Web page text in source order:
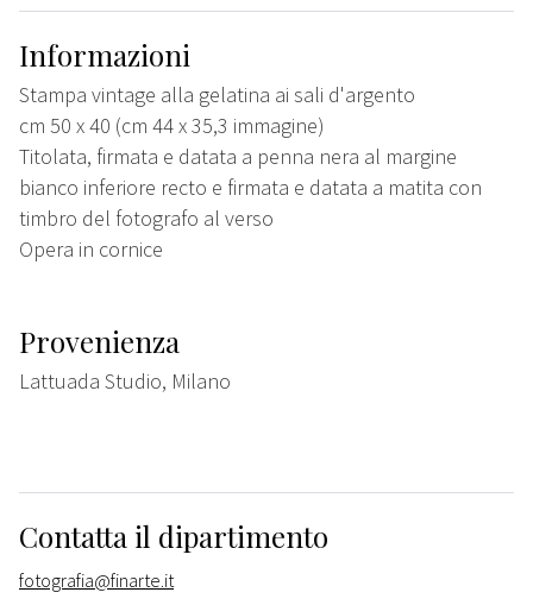
Informazioni
Stampa vintage alla gelatina ai sali d'argento
cm 50 x 40 (cm 44 x 35,3 immagine)
Titolata, firmata e datata a penna nera al margine
bianco inferiore recto e firmata e datata a matita con
timbro del fotografo al verso
Opera in cornice
Provenienza
Lattuada Studio, Milano
Contatta il dipartimento
fotografia@finarte.it